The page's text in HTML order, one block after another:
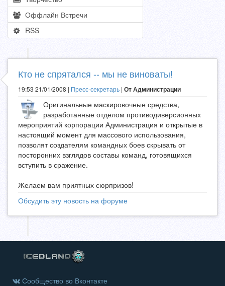
Оффлайн Встречи
RSS
Кто не спрятался -- мы не виноваты!
19:53 21/01/2008 | Пресс-секретарь | От Администрации
Оригинальные маскировочные средства,
разработанные отделом противодиверсионных
мероприятий корпорации Администрация и открытые в
настоящий момент для массового использования,
позволят создателям командных боев скрывать от
посторонних взглядов составы команд, готовящихся
вступить в сражение.
Желаем вам приятных сюрпризов!
Обсудить эту новость на форуме
Сообщество во Вконтакте